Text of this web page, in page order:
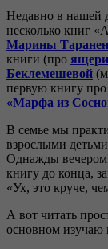
Недавно в нашей
несколько книг
Марины
книги (про
Беклемешевой
первую книгу
«Марфа из
В семье мы
взрослыми
Однажды вечером
книгу до конца,
«Ух, это круче,
А вот читать
основном изучаю